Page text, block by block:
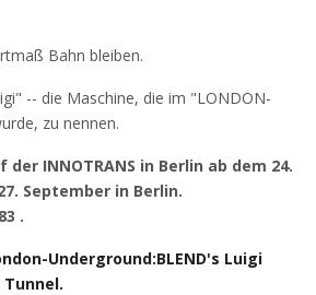
Bahn bleiben.
-- die Maschine, die im "LONDON-
zu nennen.
der INNOTRANS in Berlin ab dem 24.
September in Berlin.
.
Underground:BLEND's Luigi